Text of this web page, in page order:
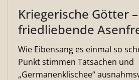
Kriegerische Götter –
friedliebende
Wie Eibensang es einmal so
Punkt stimmen Tatsachen und
„Germanenklischee“